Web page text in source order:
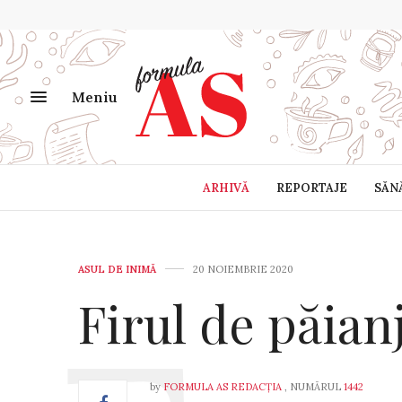
Meniu
ARHIVĂ REPORTAJE
ASUL DE INIMĂ 20 NOIEMBRIE 2020
Firul de
by FORMULA AS REDACȚIA , NUMĂRUL 1442